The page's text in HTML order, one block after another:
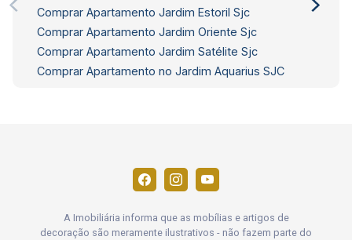
Comprar Apartamento Jardim Estoril Sjc
Comprar Apartamento Jardim Oriente Sjc
Comprar Apartamento Jardim Satélite Sjc
Comprar Apartamento no Jardim Aquarius SJC
A Imobiliária informa que as mobílias e artigos de
decoração são meramente ilustrativos - não fazem parte do